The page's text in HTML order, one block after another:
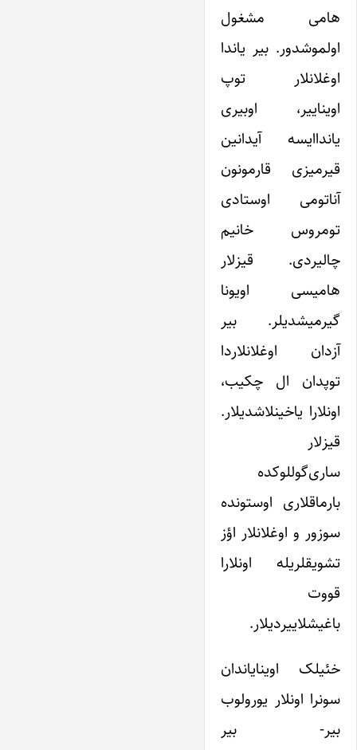
هامی مشغول
اولموشدور. بیر یاندا
اوغلانلار توپ
اویناییر، اوبیری
یانداایسه آیدانین
قیرمیزی قارمونون
آناتومی اوستادی
تومروس خانیم
چالیردی. قیزلار
هامیسی اویونا
گیرمیشدیلر. بیر
آزدان اوغلانلاردا
توپدان ال چکیب،
اونلارا یاخینلاشدیلار.
قیزلار
ساری‌گوللوکده
بارماقلاری اوستونده
سوزور و اوغلانلار اؤز
تشویقلریله اونلارا
قووت
باغیشلاییردیلار.
خئیلک اوینایاندان
سونرا اونلار یورولوب
بیر- بیر